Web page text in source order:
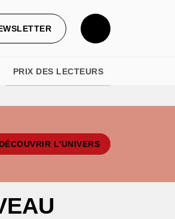
PRIX DES LECTEURS
DÉCOUVRIR L'UNIVERS